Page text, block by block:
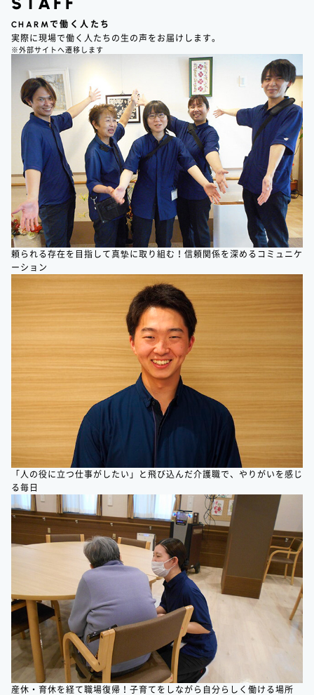
CHARM で働く人たち
実際に現場で働く人たちの生の声をお届けします。
※外部サイトへ遷移します
頼られる存在を目指して真摯に取り組む！信頼関係を深めるコミュニケ
ーション
「人の役に立つ仕事がしたい」と飛び込んだ介護職で、やりがいを感じ
る毎日
産休・育休を経て職場復帰！子育てをしながら自分らしく働ける場所